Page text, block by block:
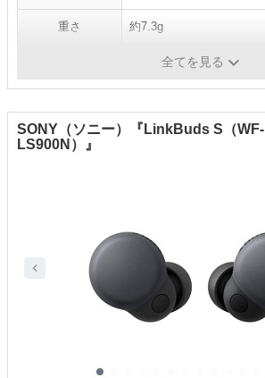
重さ 約7.3g
全てを見る
SONY（ソニー）『LinkBuds S（WF-
LS900N）』